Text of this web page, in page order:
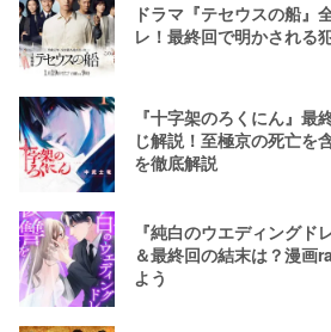
ドラマ『テセウスの船』
レ！最終回で明かされる
『十字架のろくにん』最
じ解説！至極京の死亡を
を徹底解説
『純白のウエディングド
＆最終回の結末は？漫画
よう